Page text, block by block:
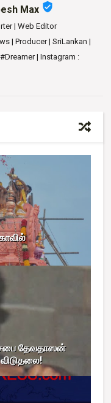
Max verified_user
| Web Editor
| Producer | SriLankan |
| Instagram :
தேவதாஸன்